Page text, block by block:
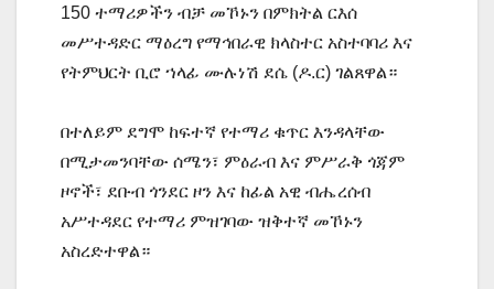
150 ተማሪዎችን ብቻ መኾኑን በምክትል ርእሰ
መሥተዳድር ማዕረግ የማኅበራዊ ክላስተር አስተባባሪ እና
የትምህርት ቢሮ ኀላፊ ሙሉነሽ ደሴ (ዶ.ር) ገልጸዋል።
በተለይም ደግሞ ከፍተኛ የተማሪ ቁጥር እንዳላቸው
በሚታመንባቸው ሰሜን፣ ምዕራብ እና ምሥራቅ ጎጃም
ዞኖች፣ ደቡብ ጎንደር ዞን እና ከፊል አዊ ብሔረሰብ
አሥተዳደር የተማሪ ምዝገባው ዝቅተኛ መኾኑን
አስረድተዋል።